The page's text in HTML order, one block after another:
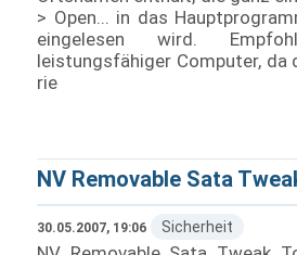
> Open... in das
eingelesen wird.
leistungsfähiger Computer, da
rie
NV Removable Sata
30.05.2007, 19:06 Sicherheit